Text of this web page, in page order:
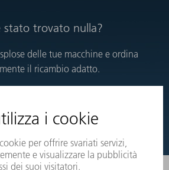
stato trovato nulla?
delle tue macchine e ordina
il ricambio adatto.
VISTE ESPLOSE